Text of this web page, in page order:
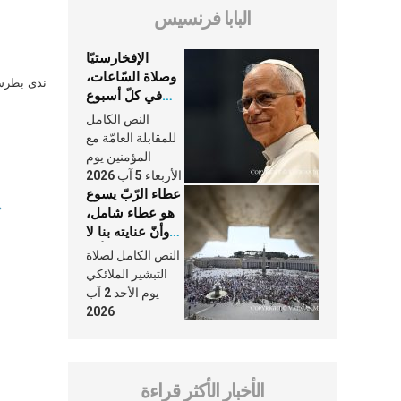
ندى
البابا فرنسيس
الإفخارستيّا
وصلاة السّاعات،
في كلّ أسبوع
وكلّ يوم، هما
النَّفَس في حياة
الكنيسة
النص الكامل
للمقابلة العامّة مع
المؤمنين يوم
الأربعاء 5 آب 2026
عطاء الرّبّ يسوع
هو عطاء شامل،
وأنّ عنايته بنا لا
تغيب عنّا أبدًا
النص الكامل لصلاة
التبشير الملائكي
يوم الأحد 2 آب
2026
الأخبار الأكثر قراءة